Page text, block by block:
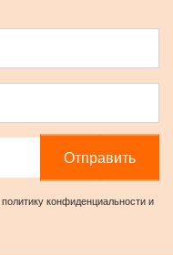
Отправить
политику конфиденциальностии